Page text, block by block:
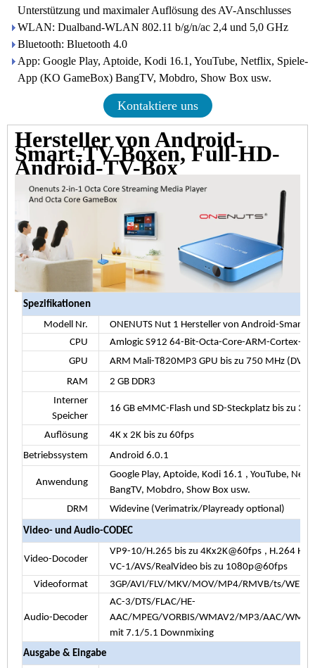
Unterstützung und maximaler Auflösung des AV-Anschlusses
WLAN: Dualband-WLAN 802.11 b/g/n/ac 2,4 und 5,0 GHz
Bluetooth: Bluetooth 4.0
App: Google Play, Aptoide, Kodi 16.1, YouTube, Netflix, Spiele-
App (KO GameBox) BangTV, Mobdro, Show Box usw.
Kontaktiere uns
Hersteller von Android-
Smart-TV-Boxen, Full-HD-
Android-TV-Box
Spezifikationen
Modell Nr.
ONENUTS Nut 1 Hersteller von Android-Smart-
CPU
Amlogic S912 64-Bit-Octa-Core-ARM-Cortex-
GPU
ARM Mali-T820MP3 GPU bis zu 750 MHz
RAM
2 GB DDR3
Interner
Speicher
16 GB eMMC-Flash und SD-Steckplatz bis zu 32
Auflösung
4K x 2K bis zu 60fps
Betriebssystem
Android 6.0.1
Anwendung
Google Play, Aptoide, Kodi 16.1 , YouTube,
BangTV, Mobdro, Show Box usw.
DRM
Widevine (Verimatrix/Playready optional)
Video- und Audio-CODEC
Video-Docoder
VP9-10/H.265 bis zu 4Kx2K@60fps , H.264
VC-1/AVS/RealVideo bis zu 1080p@60fps
Videoformat
3GP/AVI/FLV/MKV/MOV/MP4/RMVB/ts/
Audio-Decoder
AC-3/DTS/FLAC/HE-
AAC/MPEG/VORBIS/WMAV2/MP3/AAC/
mit 7.1/5.1 Downmixing
Ausgabe & Eingabe